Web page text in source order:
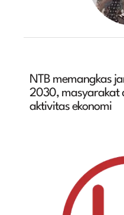
NTB memangkas
2030, masyarakat
aktivitas ekonomi